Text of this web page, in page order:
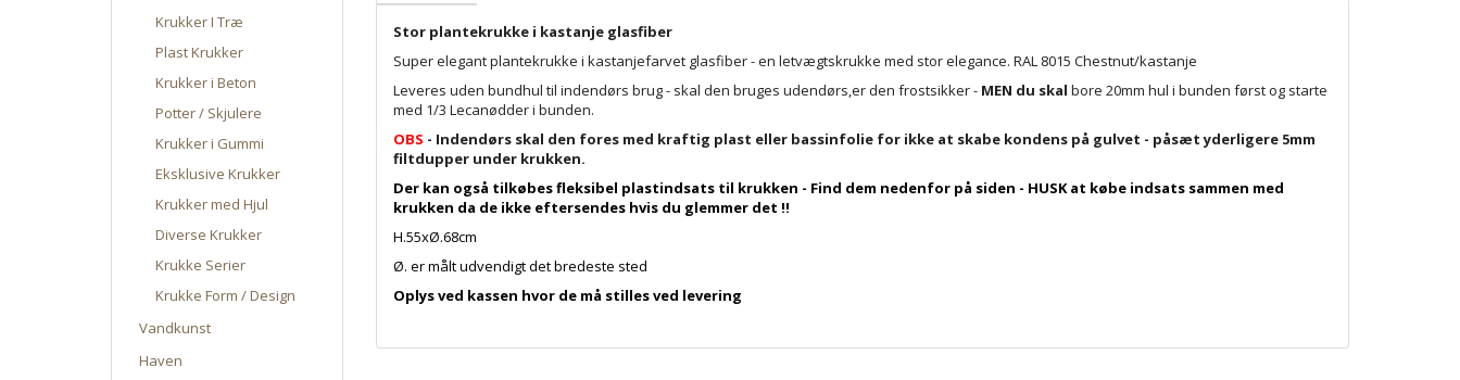
Krukker I Træ
Plast Krukker
Krukker i Beton
Potter / Skjulere
Krukker i Gummi
Eksklusive Krukker
Krukker med Hjul
Diverse Krukker
Krukke Serier
Krukke Form / Design
Vandkunst
Haven
Stor plantekrukke i kastanje glasfiber
Super elegant plantekrukke i kastanjefarvet glasfiber - en letvægtskrukke med stor elegance. RAL 8015 Chestnut/kastanje
Leveres uden bundhul til indendørs brug - skal den bruges udendørs,er den frostsikker - MEN du skal bore 20mm hul i bunden først og starte
med 1/3 Lecanødder i bunden.
OBS - Indendørs skal den fores med kraftig plast eller bassinfolie for ikke at skabe kondens på gulvet - påsæt yderligere 5mm
filtdupper under krukken.
Der kan også tilkøbes fleksibel plastindsats til krukken - Find dem nedenfor på siden - HUSK at købe indsats sammen med
krukken da de ikke eftersendes hvis du glemmer det !!
H.55xØ.68cm
Ø. er målt udvendigt det bredeste sted
Oplys ved kassen hvor de må stilles ved levering